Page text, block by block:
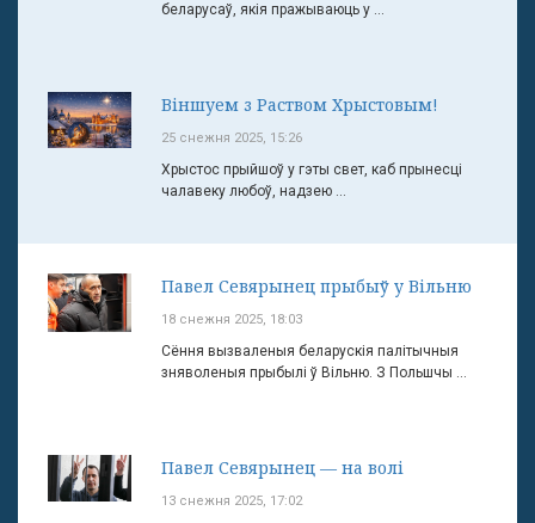
беларусаў, якія пражываюць у ...
Віншуем з Раством Хрыстовым!
25 снежня 2025, 15:26
Хрыстос прыйшоў у гэты свет, каб прынесці
чалавеку любоў, надзею ...
Павел Севярынец прыбыў у Вільню
18 снежня 2025, 18:03
Сёння вызваленыя беларускія палітычныя
зняволеныя прыбылі ў Вільню. З Польшчы ...
Павел Севярынец — на волі
13 снежня 2025, 17:02